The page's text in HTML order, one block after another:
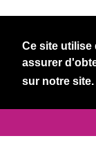
Ce site
assurer
sur notre site.